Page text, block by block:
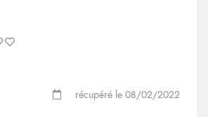
récupéré le 08/02/2022